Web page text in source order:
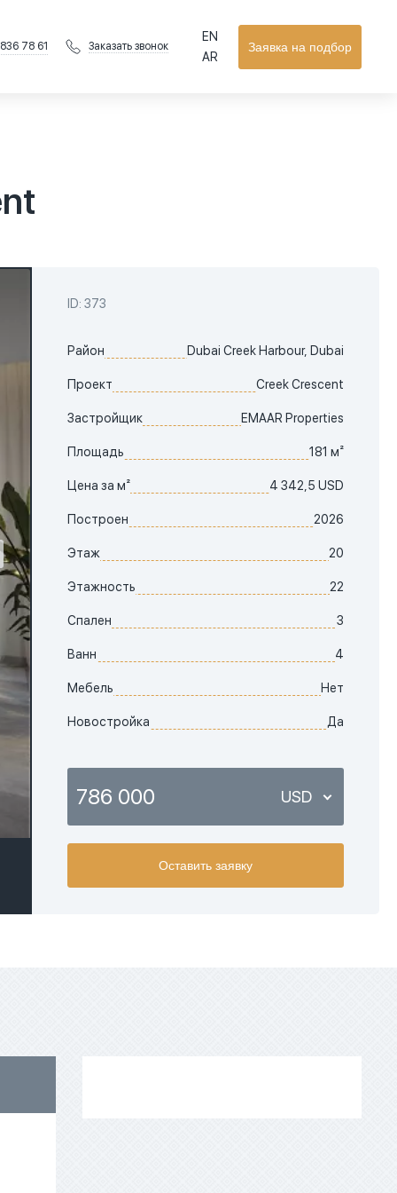
78 61 Заказать звонок Заявка на подбор
EN
AR
ID: 373
Район Dubai Creek Harbour, Dubai
Проект Creek Crescent
Застройщик EMAAR Properties
Площадь 181 м²
Цена за м² 4 342,5 USD
Построен 2026
Этаж 20
Этажность 22
Спален 3
Ванн 4
Мебель Нет
Новостройка Да
786 000 USD
Оставить заявку